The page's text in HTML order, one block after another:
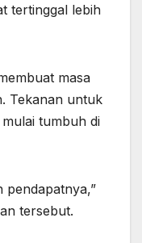
tertinggal lebih
masa
Tekanan untuk
tumbuh di
pendapatnya,”
tersebut.